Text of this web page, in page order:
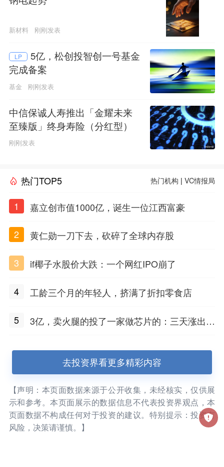
新材料 刚刚发表
LP
5亿，松创投智创一号基金
完成备案
基金 刚刚发表
中信保诚人寿推出「金耀未来
至臻版」终身寿险（分红型）
刚刚发表
热门TOP5 热门机构 |VC情报局
1 嘉立创市值1000亿，诞生一位江西富豪
2 黄仁勋一刀下去，砍碎了全球内存股
3 if椰子水股价大跌：一个网红IPO崩了
4 工龄三个月的年轻人，挤满了折扣零食店
5
3亿，卖火腿的投了一家做芯片的：三天涨出2
去投资界看更多精彩内容
【声明：本页面数据来源于公开收集，未经核实，仅供展
示和参考。本页面展示的数据信息不代表投资界观点，本
页面数据不构成任何对于投资的建议。特别提示：投资有
风险，决策请谨慎。】